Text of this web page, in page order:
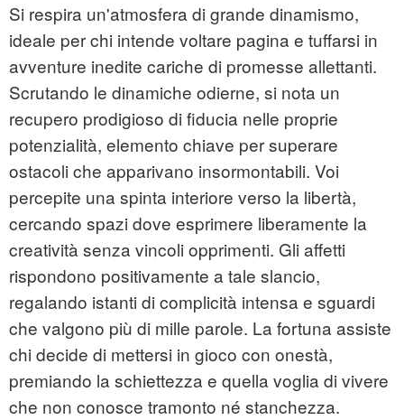
Si respira un'atmosfera di grande dinamismo,
ideale per chi intende voltare pagina e tuffarsi in
avventure inedite cariche di promesse allettanti.
Scrutando le dinamiche odierne, si nota un
recupero prodigioso di fiducia nelle proprie
potenzialità, elemento chiave per superare
ostacoli che apparivano insormontabili. Voi
percepite una spinta interiore verso la libertà,
cercando spazi dove esprimere liberamente la
creatività senza vincoli opprimenti. Gli affetti
rispondono positivamente a tale slancio,
regalando istanti di complicità intensa e sguardi
che valgono più di mille parole. La fortuna assiste
chi decide di mettersi in gioco con onestà,
premiando la schiettezza e quella voglia di vivere
che non conosce tramonto né stanchezza.